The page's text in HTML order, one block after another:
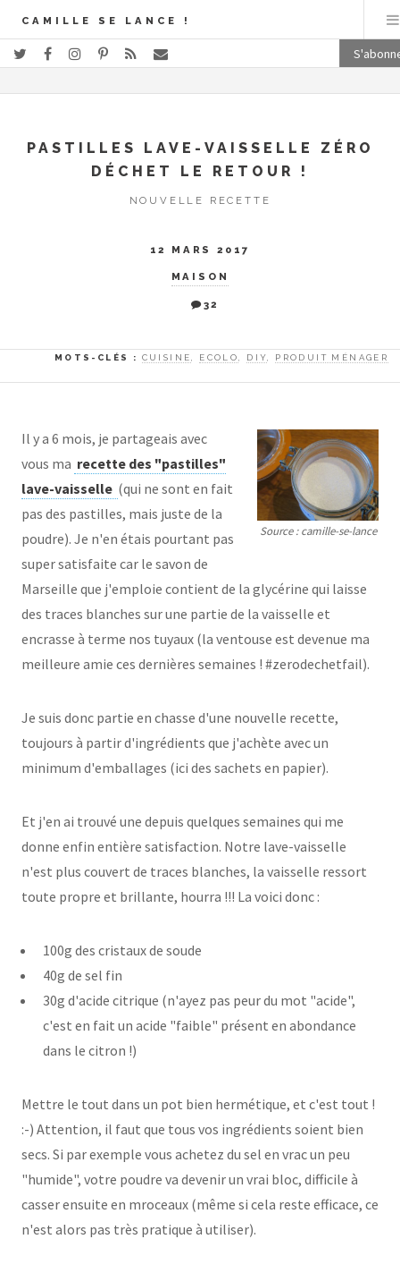
CAMILLE SE LANCE !
PASTILLES LAVE-VAISSELLE ZÉRO
DÉCHET LE RETOUR !
NOUVELLE RECETTE
12 MARS 2017
MAISON
32
MOTS-CLÉS : CUISINE ECOLO DIY PRODUIT MÉNAGER
Source : camille-se-lance
Il y a 6 mois, je partageais avec
vous ma recette des "pastilles"
lave-vaisselle (qui ne sont en fait
pas des pastilles, mais juste de la
poudre). Je n'en étais pourtant pas
super satisfaite car le savon de
Marseille que j'emploie contient de la glycérine qui laisse
des traces blanches sur une partie de la vaisselle et
encrasse à terme nos tuyaux (la ventouse est devenue ma
meilleure amie ces dernières semaines ! #zerodechetfail).
Je suis donc partie en chasse d'une nouvelle recette,
toujours à partir d'ingrédients que j'achète avec un
minimum d'emballages (ici des sachets en papier).
Et j'en ai trouvé une depuis quelques semaines qui me
donne enfin entière satisfaction. Notre lave-vaisselle
n'est plus couvert de traces blanches, la vaisselle ressort
toute propre et brillante, hourra !!! La voici donc :
100g des cristaux de soude
40g de sel fin
30g d'acide citrique (n'ayez pas peur du mot "acide",
c'est en fait un acide "faible" présent en abondance
dans le citron !)
Mettre le tout dans un pot bien hermétique, et c'est tout !
:-) Attention, il faut que tous vos ingrédients soient bien
secs. Si par exemple vous achetez du sel en vrac un peu
"humide", votre poudre va devenir un vrai bloc, difficile à
casser ensuite en mroceaux (même si cela reste efficace, ce
n'est alors pas très pratique à utiliser).